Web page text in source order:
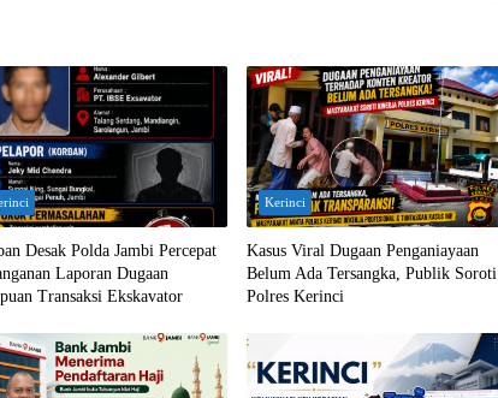
Desak Polda Jambi Percepat
Laporan Dugaan
Transaksi Ekskavator
Kerinci
Kasus Viral Dugaan Penganiayaan
Belum Ada Tersangka, Publik Soroti
Polres Kerinci